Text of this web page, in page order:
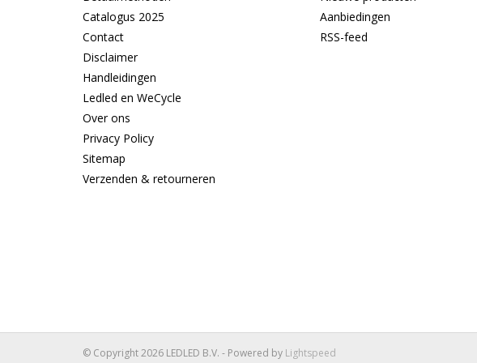
Catalogus 2025
Contact
Disclaimer
Handleidingen
Ledled en WeCycle
Over ons
Privacy Policy
Sitemap
Verzenden & retourneren
Aanbiedingen
RSS-feed
© Copyright 2026 LEDLED B.V. - Powered by Lightspeed